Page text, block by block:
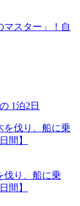
マスター」！自
1泊2日
伐り、船に乗
間】